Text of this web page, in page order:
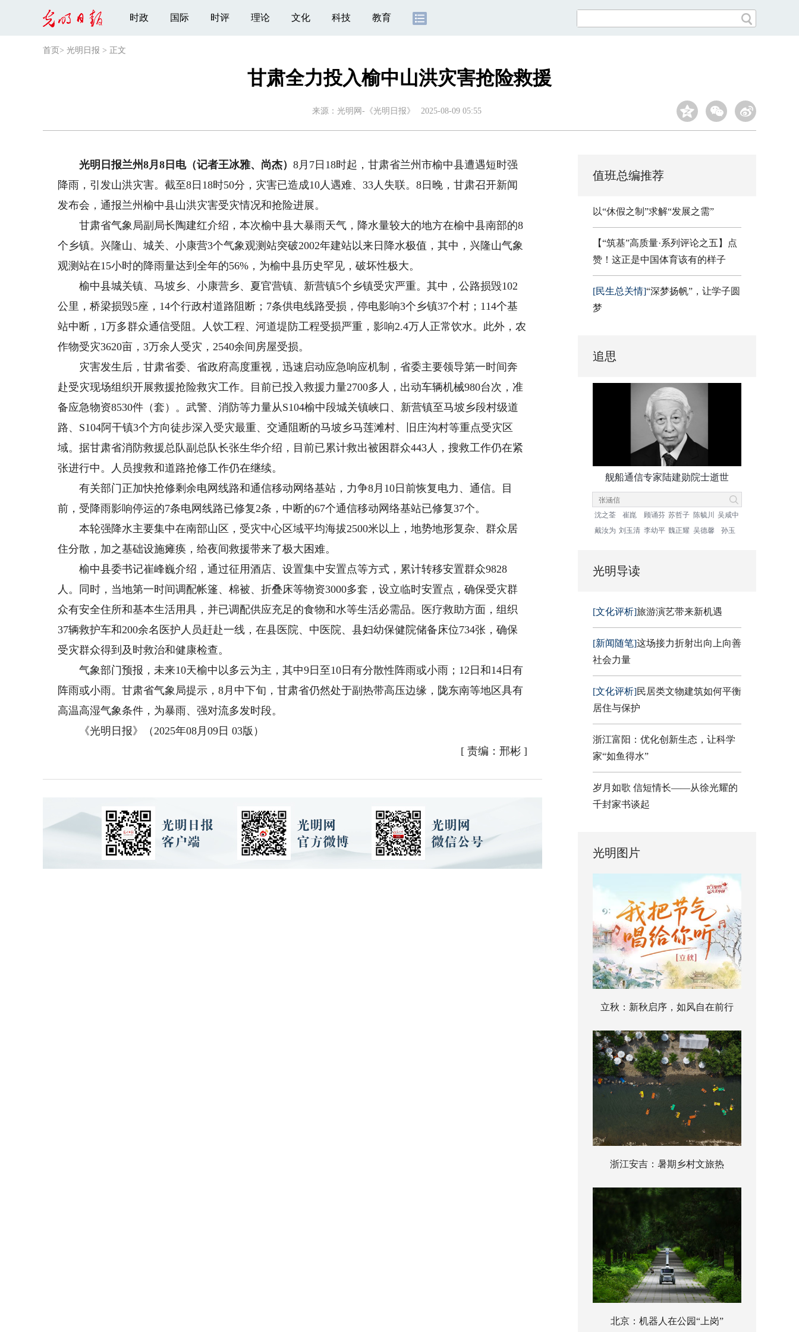
时政 国际 时评 理论 文化 科技 教育
首页 > 光明日报 > 正文
甘肃全力投入榆中山洪灾害抢险救援
来源： 光明网-《光明日报》 2025-08-09 05:55
光明日报兰州8月8日电（记者王冰雅、尚杰）8月7日18时起，甘肃省兰州市榆中县遭遇短时强
降雨，引发山洪灾害。截至8日18时50分，灾害已造成10人遇难、33人失联。8日晚，甘肃召开新闻
发布会，通报兰州榆中县山洪灾害受灾情况和抢险进展。
甘肃省气象局副局长陶建红介绍，本次榆中县大暴雨天气，降水量较大的地方在榆中县南部的8
个乡镇。兴隆山、城关、小康营3个气象观测站突破2002年建站以来日降水极值，其中，兴隆山气象
观测站在15小时的降雨量达到全年的56%，为榆中县历史罕见，破坏性极大。
榆中县城关镇、马坡乡、小康营乡、夏官营镇、新营镇5个乡镇受灾严重。其中，公路损毁102
公里，桥梁损毁5座，14个行政村道路阻断；7条供电线路受损，停电影响3个乡镇37个村；114个基
站中断，1万多群众通信受阻。人饮工程、河道堤防工程受损严重，影响2.4万人正常饮水。此外，农
作物受灾3620亩，3万余人受灾，2540余间房屋受损。
灾害发生后，甘肃省委、省政府高度重视，迅速启动应急响应机制，省委主要领导第一时间奔
赴受灾现场组织开展救援抢险救灾工作。目前已投入救援力量2700多人，出动车辆机械980台次，准
备应急物资8530件（套）。武警、消防等力量从S104榆中段城关镇峡口、新营镇至马坡乡段村级道
路、S104阿干镇3个方向徒步深入受灾最重、交通阻断的马坡乡马莲滩村、旧庄沟村等重点受灾区
域。据甘肃省消防救援总队副总队长张生华介绍，目前已累计救出被困群众443人，搜救工作仍在紧
张进行中。人员搜救和道路抢修工作仍在继续。
有关部门正加快抢修剩余电网线路和通信移动网络基站，力争8月10日前恢复电力、通信。目
前，受降雨影响停运的7条电网线路已修复2条，中断的67个通信移动网络基站已修复37个。
本轮强降水主要集中在南部山区，受灾中心区域平均海拔2500米以上，地势地形复杂、群众居
住分散，加之基础设施瘫痪，给夜间救援带来了极大困难。
榆中县委书记崔峰巍介绍，通过征用酒店、设置集中安置点等方式，累计转移安置群众9828
人。同时，当地第一时间调配帐篷、棉被、折叠床等物资3000多套，设立临时安置点，确保受灾群
众有安全住所和基本生活用具，并已调配供应充足的食物和水等生活必需品。医疗救助方面，组织
37辆救护车和200余名医护人员赶赴一线，在县医院、中医院、县妇幼保健院储备床位734张，确保
受灾群众得到及时救治和健康检查。
气象部门预报，未来10天榆中以多云为主，其中9日至10日有分散性阵雨或小雨；12日和14日有
阵雨或小雨。甘肃省气象局提示，8月中下旬，甘肃省仍然处于副热带高压边缘，陇东南等地区具有
高温高湿气象条件，为暴雨、强对流多发时段。
《光明日报》（2025年08月09日 03版）
[ 责编：邢彬]
值班总编推荐
以“休假之制”求解“发展之需”
【“筑基”高质量·系列评论之五】点
赞！这正是中国体育该有的样子
[民生总关情]“深梦扬帆”，让学子圆
梦
追思
舰船通信专家陆建勋院士逝世
沈之荃 崔崑 顾诵芬 苏哲子 陈毓川
吴咸中
戴汝为 刘玉清 李幼平 魏正耀 吴德馨 孙玉
光明导读
[文化评析]旅游演艺带来新机遇
[新闻随笔]这场接力折射出向上向善
社会力量
[文化评析]民居类文物建筑如何平衡
居住与保护
浙江富阳：优化创新生态，让科学
家“如鱼得水”
岁月如歌 信短情长——从徐光耀的
千封家书谈起
光明图片
立秋：新秋启序，如风自在前行
浙江安吉：暑期乡村文旅热
北京：机器人在公园“上岗”